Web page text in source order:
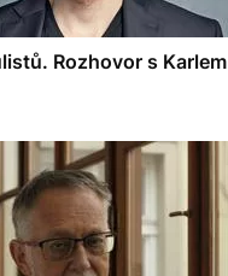
Rozhovor s Karlem